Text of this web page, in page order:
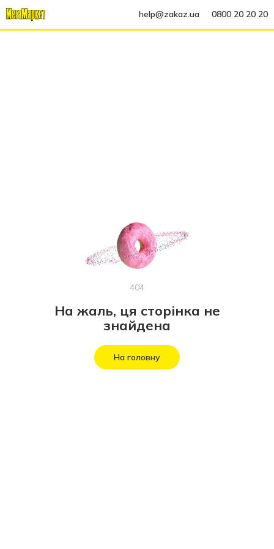
help@zakaz.ua 0800 20 20 20
404
На жаль, ця сторінка не
знайдена
На головну